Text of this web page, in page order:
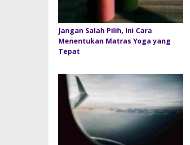
Jangan Salah Pilih, Ini Cara
Menentukan Matras Yoga yang
Tepat